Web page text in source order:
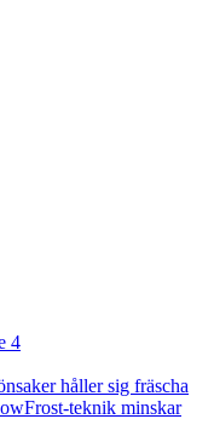
4
håller sig fräscha
teknik minskar